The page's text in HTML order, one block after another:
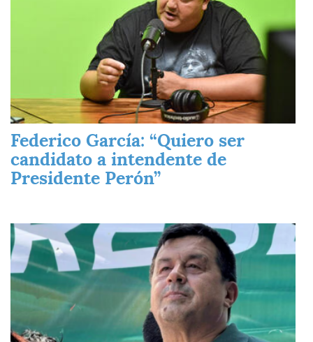
Federico García: “Quiero ser
candidato a intendente de
Presidente Perón”
Imagen